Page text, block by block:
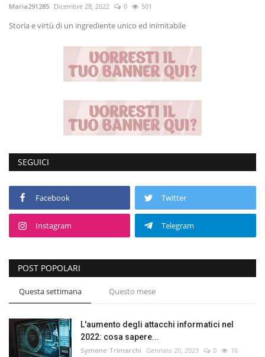
Contatti
Galleria
Shop
Maria291285 Dicembre 28, 2022 0 501
Storia e virtù di un ingrediente unico ed inimitabile
SEGUICI
Facebook Twitter
Instagram Telegram
POST POPOLARI
Questa settimana Questo mese
L'aumento degli attacchi informatici nel
2022: cosa sapere...
Symone Trimarchi Gennaio 20, 2023 0 16